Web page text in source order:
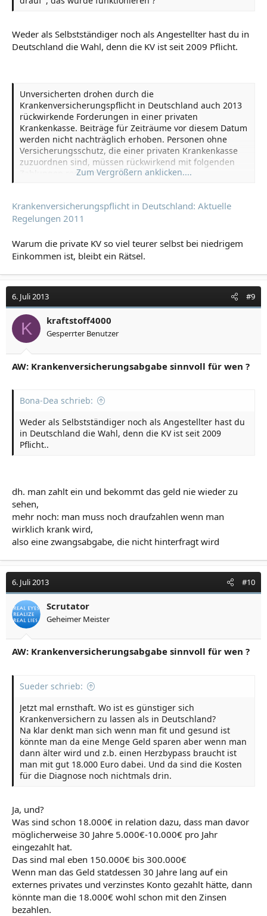
Weder als Selbstständiger noch als Angestellter hast du in
Deutschland die Wahl, denn die KV ist seit 2009 Pflicht.
Unversicherten drohen durch die
Krankenversicherungspflicht in Deutschland auch 2013
rückwirkende Forderungen in einer privaten
Krankenkasse. Beiträge für Zeiträume vor diesem Datum
werden nicht nachträglich erhoben. Personen ohne
Versicherungsschutz, die einer privaten Krankenkasse
zuzuordnen sind, müssen rückwirkend mit folgenden
Zahlungen rechnen:Zum Vergrößern anklicken....
Krankenversicherungspflicht in Deutschland: Aktuelle
Regelungen 2011
Warum die private KV so viel teurer selbst bei niedrigem
Einkommen ist, bleibt ein Rätsel.
6. Juli 2013 #9
K kraftstoff4000
Gesperrter Benutzer
AW: Krankenversicherungsabgabe sinnvoll für wen ?
Bona-Dea schrieb:
Weder als Selbstständiger noch als Angestellter hast du
in Deutschland die Wahl, denn die KV ist seit 2009
Pflicht..
dh. man zahlt ein und bekommt das geld nie wieder zu
sehen,
mehr noch: man muss noch draufzahlen wenn man
wirklich krank wird,
also eine zwangsabgabe, die nicht hinterfragt wird
6. Juli 2013 #10
Scrutator
Geheimer Meister
AW: Krankenversicherungsabgabe sinnvoll für wen ?
Sueder schrieb:
Jetzt mal ernsthaft. Wo ist es günstiger sich
Krankenversichern zu lassen als in Deutschland?
Na klar denkt man sich wenn man fit und gesund ist
könnte man da eine Menge Geld sparen aber wenn man
dann älter wird und z.b. einen Herzbypass braucht ist
man mit gut 18.000 Euro dabei. Und da sind die Kosten
für die Diagnose noch nichtmals drin.
Ja, und?
Was sind schon 18.000€ in relation dazu, dass man davor
möglicherweise 30 Jahre 5.000€-10.000€ pro Jahr
eingezahlt hat.
Das sind mal eben 150.000€ bis 300.000€
Wenn man das Geld statdessen 30 Jahre lang auf ein
externes privates und verzinstes Konto gezahlt hätte, dann
könnte man die 18.000€ wohl schon mit den Zinsen
bezahlen.